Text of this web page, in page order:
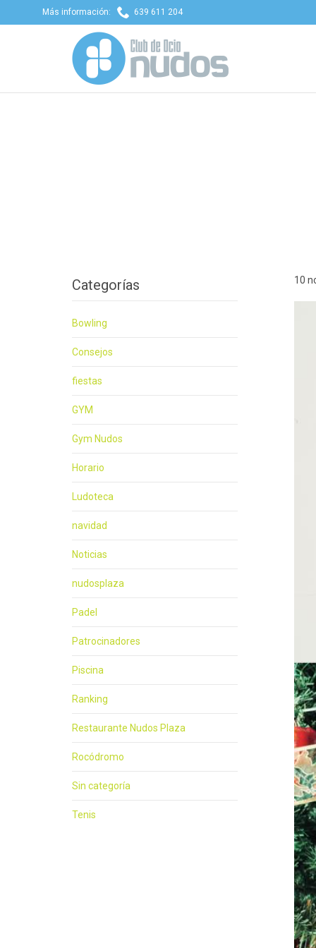
Más información:  639 611 204
Categorías
Bowling
Consejos
fiestas
GYM
Gym Nudos
Horario
Ludoteca
navidad
Noticias
nudosplaza
Padel
Patrocinadores
Piscina
Ranking
Restaurante Nudos Plaza
Rocódromo
Sin categoría
Tenis
10